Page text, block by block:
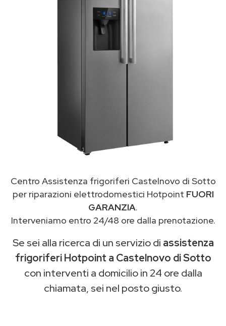
Centro Assistenza frigoriferi Castelnovo di Sotto
per riparazioni elettrodomestici Hotpoint FUORI
GARANZIA.
Interveniamo entro 24/48 ore dalla prenotazione.
Se sei alla ricerca di un servizio di assistenza
frigoriferi Hotpoint a Castelnovo di Sotto
con interventi a domicilio in 24 ore dalla
chiamata, sei nel posto giusto.